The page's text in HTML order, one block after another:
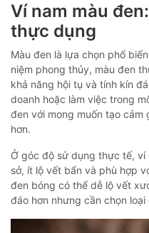
Ví nam màu
thực dụng
Màu đen là lựa chọn phổ
niệm phong thủy, màu đen
khả năng hội tụ và tính kín
doanh hoặc làm việc trong
đen với mong muốn tạo
hơn.
Ở góc độ sử dụng thực tế,
sở, ít lộ vết bẩn và phù hợp
đen bóng có thể dễ lộ vết
đáo hơn nhưng cần chọn